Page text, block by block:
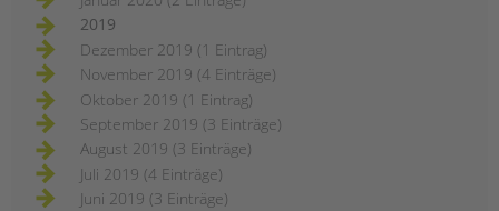
2019
Dezember 2019 (1 Eintrag)
November 2019 (4 Einträge)
Oktober 2019 (1 Eintrag)
September 2019 (3 Einträge)
August 2019 (3 Einträge)
Juli 2019 (4 Einträge)
Juni 2019 (3 Einträge)